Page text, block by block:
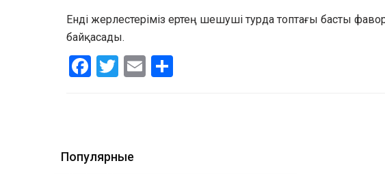
Енді жерлестеріміз ертең шешуші турда топтағы басты
байқасады.
Facebook
Twitter
Email
Популярные